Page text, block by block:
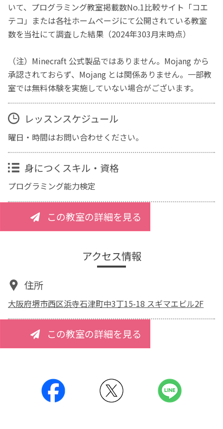
いて、プログラミング教室掲載数No.1比較サイト「コエ
テコ」または各社ホームページにて公開されている教室
数を当社にて調査した結果（2024年303月末時点）
（注）Minecraft 公式製品ではありません。Mojang から
承認されておらず、Mojang とは関係ありません。一部教
室では無料体験を実施していない場合がございます。
レッスンスケジュール
曜日・時間はお問い合わせください。
身につくスキル・資格
プログラミング能力検定
この教室の詳細を見る
アクセス情報
住所
大阪府堺市西区浜寺石津町中3丁15-18 スギマエビル2F
この教室の詳細を見る